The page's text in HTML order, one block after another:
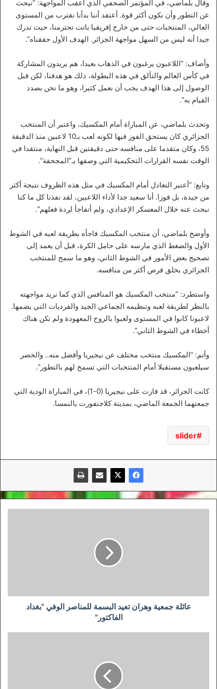
وقال بلماضي، في المؤتمر الصحفي الذي أعقب المواجهة: “نبحث
عن التطور وأن نكون أكثر قوة. أعتقد أننا بدأنا نقترب من المستوى
العالي، المنتخبات حتى من خارج إفريقيا باتت تحترمنا، حيث تدرك
جيدا أنه ليس من السهل مواجهة الجزائر. الهدف الأول حققناه”.
وأضاف: “اللاعبون يرغبون في الذهاب بعيدا، هم يريدون المشاركة
في كأس العالم والتألق في هذه البطولة، ذلك هو هدفنا، لكن قبل
الوصول إلى هذا الهدف يجب أن نعمل كثيرا، وهو ما نحن بصدد
القيام به”.
وتحدث بلماضي، عن المباراة أمام المكسيك، واعتبر أن المنتخب
الجزائري كان يستحق الفوز فيها لكونه لعب بـ10 لاعبين منذ الدقيقة
55، وكان متقدما على منافسه حتى دقيقتين قبل النهاية، منتقدا في
الوقت نفسه القرارات التحكيمية التي وصفها بـ”المجحفة”.
وتابع: “أعتبر التعادل أمام المكسيك في مثل هذه الظروف نتيجة أكثر
من جيدة، بل فوزا. أنا سعيد جدا لأداء اللاعبين، لقد نفذنا كل ما كنا
نبحث عنه خلال المعسكر الإعدادي، ولم أتفاجأ لردة فعلهم”.
وأوضح بلماضي، أن منتخب المكسيك فاجأه بطريقة لعبه في الشوط
الأول والضغط الذي مارسه على حامل الكرة، قبل أن يعمد إلى
تصحيح بعض الأمور في الشوط الثاني، وهو ما سمح للمنتخب
الجزائري بخلق فرص أكثر من منافسه.
واستطرد: “منتخب المكسيك هو المنافس الذي كما نريد مواجهته
بالنظر لطريقة لعبه وتنظيمه الجماعي الجيد والفرديات التي يضمها.
لاعبونا كانوا في المستوى ولعبوا بالروح المعهودة ولم تكن هناك
أخطاء في الشوط الثاني”.
وأتم: “المكسيك منتخب مختلف عن نيجيريا وأفضل منه.. والخضر
سيلعبون مستقبلا أمام المنتخبات التي تسمح لهم بالتطور”.
كانت الجزائر، قد فازت على نيجيريا (0-1)، في المباراة الودية التي
جمعتهما الجمعة الماضي، بمدينة كلاجنفورت بالنمسا.
slider
الفاكتور"
عائلة جمعية وهران تعيد البسمة للمناصر الوفي "بغداد
الفاكتور"